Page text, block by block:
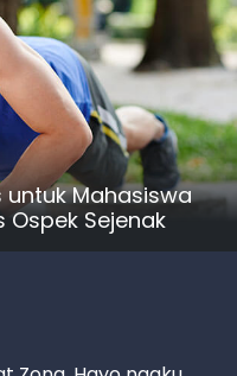
untuk Mahasiswa
Ospek Sejenak